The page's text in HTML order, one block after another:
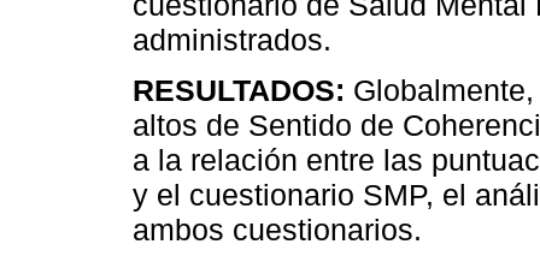
administrados.
RESULTADOS:
altos de Sentido de
a la relación entre las
y el cuestionario SMP, el
ambos cuestionarios.